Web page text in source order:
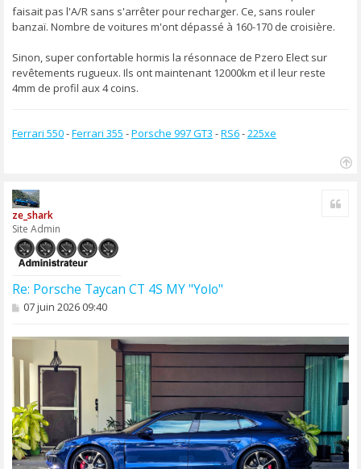
faisait pas l'A/R sans s'arrêter pour recharger. Ce, sans rouler
banzaï. Nombre de voitures m'ont dépassé à 160-170 de croisière.
Sinon, super confortable hormis la résonnace de Pzero Elect sur
revêtements rugueux. Ils ont maintenant 12000km et il leur reste
4mm de profil aux 4 coins.
Ferrari 550-Ferrari 355 -Porsche 997 GT3 -RS6-225xe
ze_shark
Site Admin
Re: Porsche Taycan CT 4S MY "Yolo"
M
s
07 juin 2026 09:40